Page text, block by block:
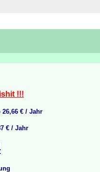
!!!
€ / Jahr
€ / Jahr